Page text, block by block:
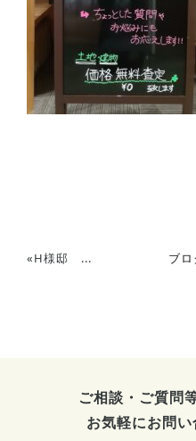
«H様邸 ... ブ
ご相談・ご質問
お気軽にお問い